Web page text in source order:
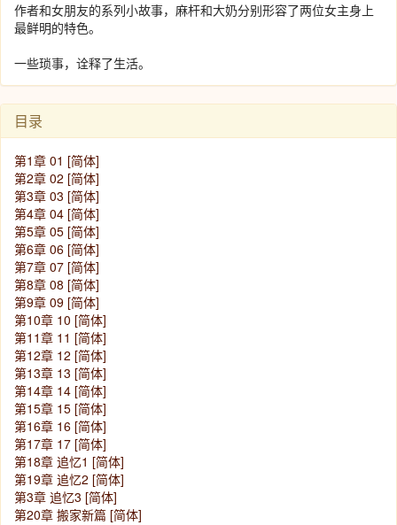
作者和女朋友的系列小故事，麻杆和大奶分别形容了两位女主身上
最鲜明的特色。
一些琐事，诠释了生活。
目录
第1章 01 [简体]
第2章 02 [简体]
第3章 03 [简体]
第4章 04 [简体]
第5章 05 [简体]
第6章 06 [简体]
第7章 07 [简体]
第8章 08 [简体]
第9章 09 [简体]
第10章 10 [简体]
第11章 11 [简体]
第12章 12 [简体]
第13章 13 [简体]
第14章 14 [简体]
第15章 15 [简体]
第16章 16 [简体]
第17章 17 [简体]
第18章 追忆1 [简体]
第19章 追忆2 [简体]
第3章 追忆3 [简体]
第20章 搬家新篇 [简体]